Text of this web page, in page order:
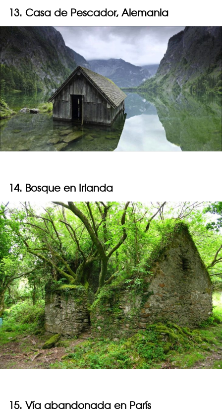
13. Casa de Pescador, Alemania
14. Bosque en Irlanda
15. Vía abandonada en París